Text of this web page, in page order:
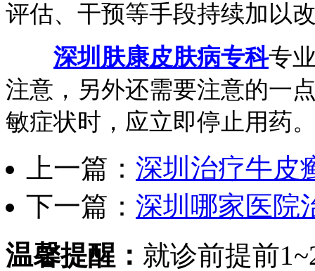
评估、干预等手段持续加以
深圳肤康皮肤病专科专
注意，另外还需要注意的一
敏症状时，应立即停止用药
上一篇： 深圳治疗牛皮
下一篇： 深圳哪家医院
温馨提醒： 就诊前提前